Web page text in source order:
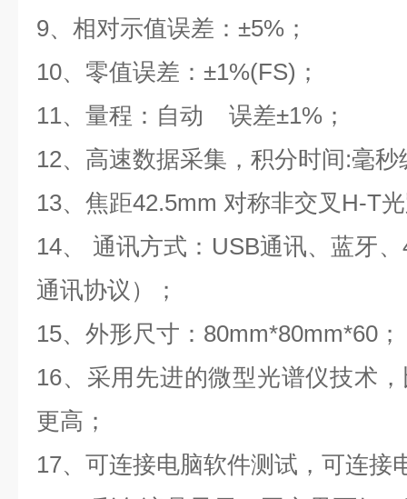
9、相对示值误差： ±5%；
10、零值误差： ±1%(FS)；
11、量程：自动 误差±1%；
12、高速数据采集，积分时间:毫秒
13、焦距42.5mm 对称非交叉H-T
14、 通讯方式： USB通讯、蓝牙、
通讯协议）；
15、 外形尺寸： 80mm*80mm*60；
16、 采用先进的微型光谱仪技术
更高；
17、 可连接电脑软件测试，可连接